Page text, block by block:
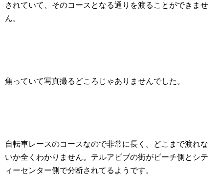
されていて、そのコースとなる通りを渡ることができませ
ん。
焦っていて写真撮るどころじゃありませんでした。
自転車レースのコースなので非常に長く。どこまで渡れな
いか全くわかりません。テルアビブの街がビーチ側とシテ
ィーセンター側で分断されてるようです。